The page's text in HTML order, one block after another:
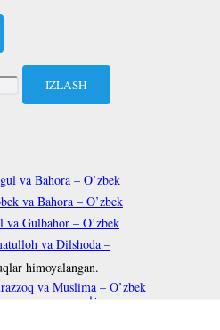
va Bahora – O’zbek
va Bahora – O’zbek
Gulbahor – O’zbek
va Dilshoda –
va Muslima – O’zbek
himoyalangan.
فارسی